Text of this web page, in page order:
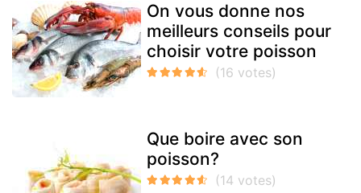
On vous donne nos
meilleurs conseils pour
choisir votre poisson
Que boire avec son
poisson?